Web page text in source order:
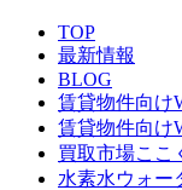
TOP
最新情報
BLOG
賃貸物件向け
賃貸物件向け
買取市場ここ
水素水ウォー